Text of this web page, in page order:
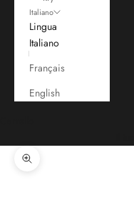
Italiano
Lingua
Italiano
Français
English
Ingrandisci immagine